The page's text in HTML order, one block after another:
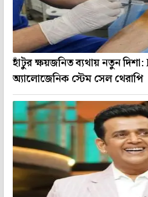
হাঁটুর ক্ষয়জনিত ব্যথায় নতুন
অ্যালোজেনিক স্টেম সেল থেরাপি